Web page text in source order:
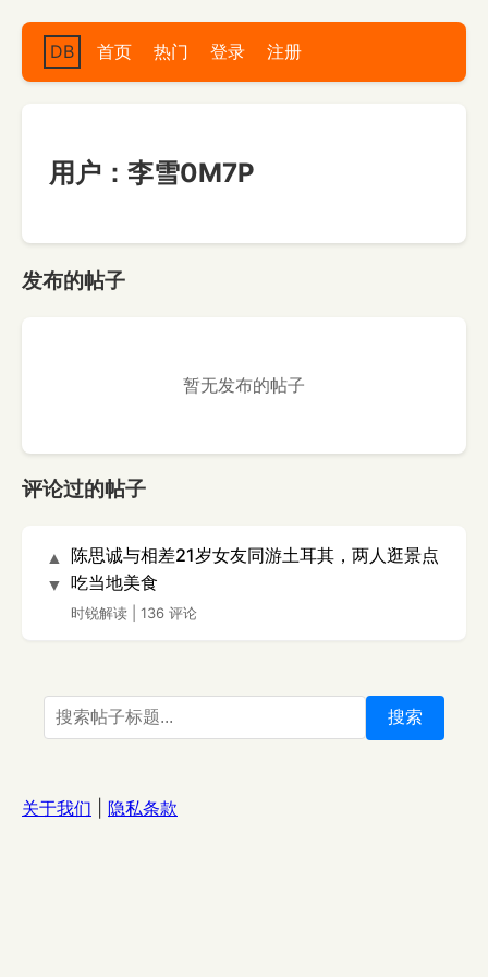
DB 首页 热门 登录 注册
用户：李雪0M7P
发布的帖子
暂无发布的帖子
评论过的帖子
▲
▼
陈思诚与相差21岁女友同游土耳其，两人逛景点
吃当地美食
时锐解读 136 评论
搜索
关于我们 隐私条款